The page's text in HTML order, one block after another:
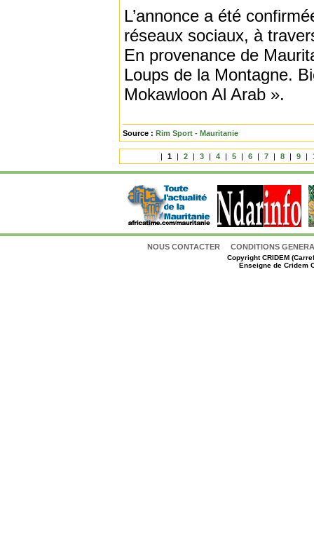
L’annonce a été
réseaux sociaux, à
En provenance de
Loups de la Montagne.
Mokawloon Al Arab ».
Source : Rim Sport - Mauritanie
| 1 | 2 | 3 | 4 | 5 | 6 | 7 | 8 | 9 |
NOUS CONTACTER CONDITIONS
CopyrightCRIDEM
Enseigne de Cridem